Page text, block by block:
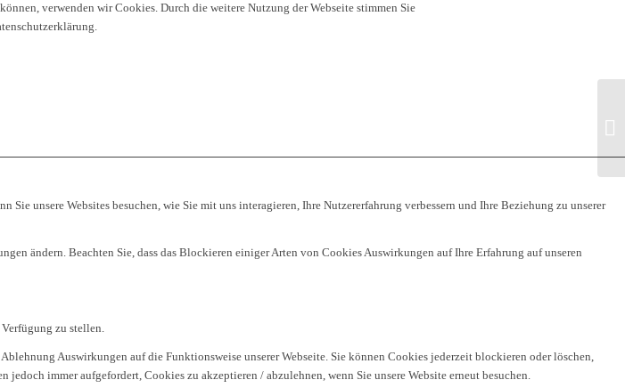
verwenden wir Cookies. Durch die weitere Nutzung der Webseite stimmen Sie
unsere Websites besuchen, wie Sie mit uns interagieren, Ihre Nutzererfahrung verbessern und Ihre Beziehung zu unserer
ändern. Beachten Sie, dass das Blockieren einiger Arten von Cookies Auswirkungen auf Ihre Erfahrung auf unseren
zu stellen.
Auswirkungen auf die Funktionsweise unserer Webseite. Sie können Cookies jederzeit blockieren oder löschen,
immer aufgefordert, Cookies zu akzeptieren / abzulehnen, wenn Sie unsere Website erneut besuchen.